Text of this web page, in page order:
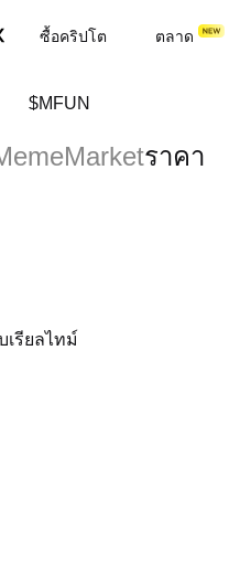
ซื้อคริปโต ตลาด
$MFUN
ราคา
เรียลไทม์